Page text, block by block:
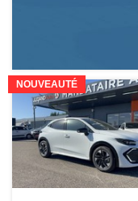
NOUVEAUTÉ